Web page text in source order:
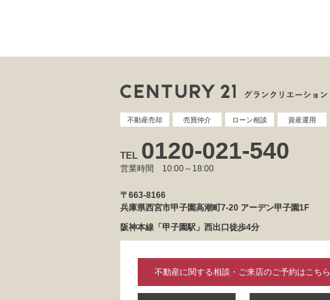
不動産売却 売買仲介 ローン相談 資産運用
TEL 0120-021-540
営業時間 10:00～18:00
〒663-8166
兵庫県西宮市甲子園高潮町7-20 アーデン甲子園1F
阪神本線「甲子園駅」西出口徒歩4分
不動産に関する相談・ご来店のご予約はこちら